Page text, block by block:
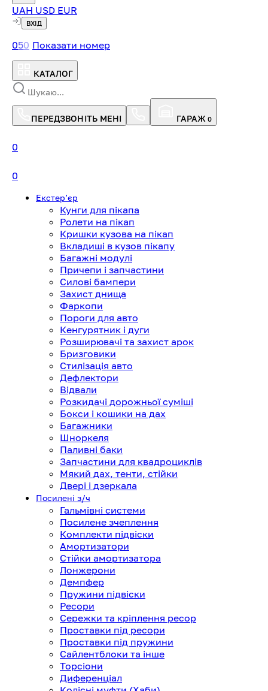
UAH USD EUR
ВХІД
050 Показати номер
КАТАЛОГ
ПЕРЕДЗВОНІТЬ МЕНІ ГАРАЖ 0
0
0
Екстерʼєр
Кунги для пікапа
Ролети на пікап
Кришки кузова на пікап
Вкладиші в кузов пікапу
Багажні модулі
Причепи і запчастини
Силові бампери
Захист днища
Фаркопи
Пороги для авто
Кенгурятник і дуги
Розширювачі та захист арок
Бризговики
Стилізація авто
Дефлектори
Відвали
Розкидачі дорожньої суміші
Бокси і кошики на дах
Багажники
Шноркеля
Паливні баки
Запчастини для квадроциклів
Мякий дах, тенти, стійки
Двері і дзеркала
Посилені з/ч
Гальмівні системи
Посилене зчеплення
Комплекти підвіски
Амортизатори
Стійки амортизатора
Лонжерони
Демпфер
Пружини підвіски
Ресори
Сережки та кріплення ресор
Проставки під ресори
Проставки під пружини
Сайлентблоки та інше
Торсіони
Диференціал